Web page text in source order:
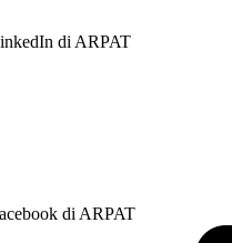
di ARPAT
di ARPAT